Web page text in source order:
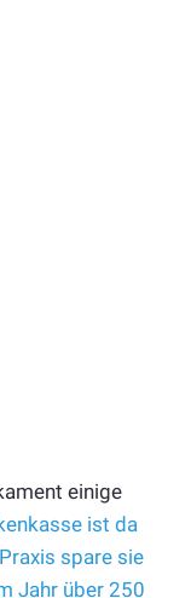
einige
ist da
spare sie
Jahr über 250